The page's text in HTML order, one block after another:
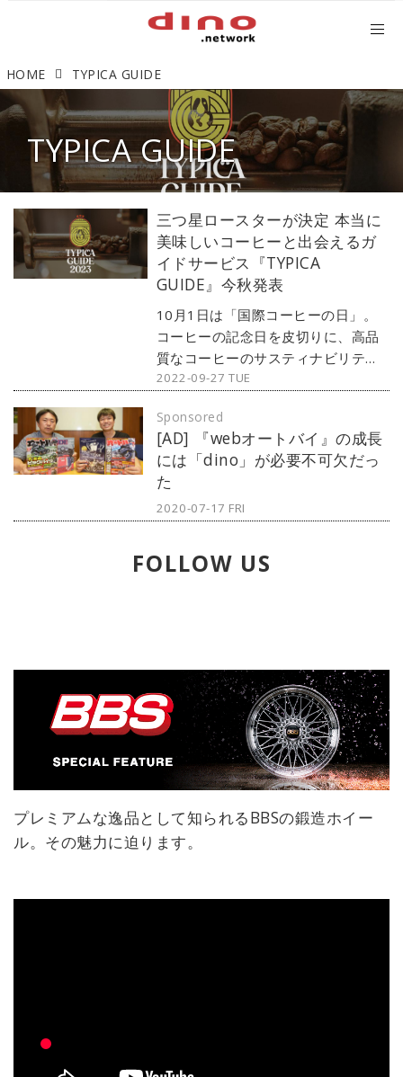
HOME TYPICA GUIDE
TYPICA GUIDE
三つ星ロースターが決定 本当に
美味しいコーヒーと出会えるガ
イドサービス『TYPICA
GUIDE』今秋発表
10月1日は「国際コーヒーの日」。
コーヒーの記念日を皮切りに、高品
質なコーヒーのサスティナビリティ
を追求するグローバルベンチャー企
全国を対象にキャンペーンを展開。
その第一弾として、『TYPICA』のコ
ミュニティマネージャーが自家焙煎
コーヒー事業者（以下ロースター）
を訪問して推薦するガイドサービス
ド）』を発表する。
2022-09-27 TUE
[AD] 『webオートバイ』の成長
には「dino」が必要不可欠だっ
た
Sponsored
2020-07-17 FRI
FOLLOW US
プレミアムな逸品として知られるBBSの鍛造ホイー
ル。その魅力に迫ります。